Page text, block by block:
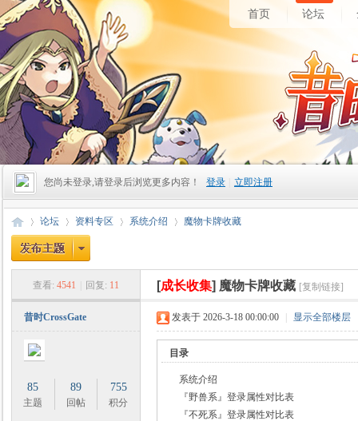
首页 论坛
您尚未登录,请登录后浏览更多内容！ 登录 立即注册
论坛
›
资料专区
›
系统介绍
›
魔物卡牌收藏
查看: 4541 回复: 11 [成长收集] 魔物卡牌收藏 [复制链接]
昔时CrossGate
85
主题
89
回帖
755
积分
发表于 2026-3-18 00:00:00 显示全部楼层
目录
系统介绍
『野兽系』登录属性对比表
『不死系』登录属性对比表